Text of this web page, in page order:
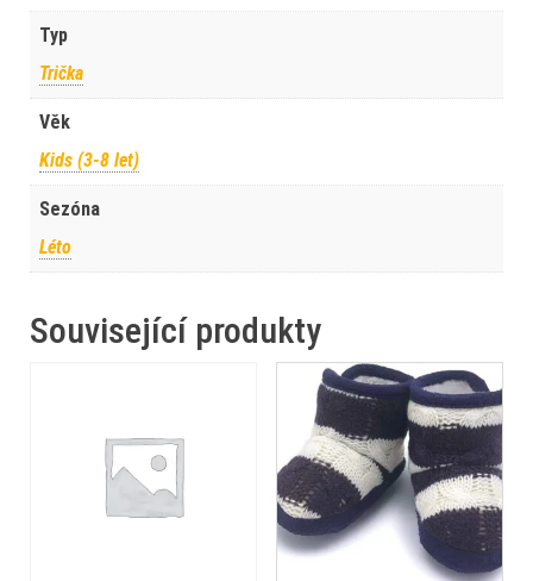
Typ
Trička
Věk
Kids (3-8 let)
Sezóna
Léto
Související produkty